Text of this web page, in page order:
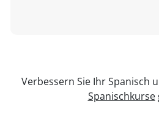
Verbessern Sie Ihr Spanisch
Spanischkurse